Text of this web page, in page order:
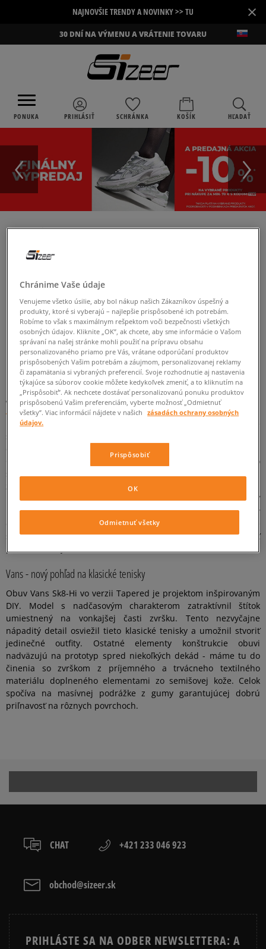
NAJNOVŠIE TRENDY A NOVINKY >> TU ×
30 DNÍ NA VÝMENU A VRÁTENIE TOVARU
PONUKA PRIHLÁSIŤ SCHRÁNKA KOŠÍK HĽADAŤ
SIZEER › VANS SK8-HI TAPERED
ZMEŇTE HĽADANÝ VÝRAZ.
SKÚSTE POUŽIŤ MENŠÍ POČET FILTROV
(ODSTRÁŇTE MENEJ DÔLEŽITÉ).
SPÄŤ
Vans Sk8-Hi Tapered - tenisky v jedinečnom vydaní
Kalifornská značka
športovej obuvi. Modely, ktoré navrhnuje dnes predstavujú
Charakteristické tenisky sa v priebehu rokov stali jedným zo
symbolov streetwearu. Kolekcia Vans Sk8-Hi Tapered je veľmi
zaujímavou variáciou na tému jedného z najznámejších
modelov z dedičstva firmy založenej v roku 1966 v Anaheim. V
internetovom obchode Sizeer sú tieto výnimočné tenisky
dostupné v dámskych aj pánskych variantoch. Navštívte naše
stránky a vyberte si obuv, vďaka ktorej sa každý deň budete cítiť
Vans - nový pohľad na klasické tenisky
Obuv Vans Sk8-Hi vo verzii Tapered je projektom inšpirovaným
DIY. Model s nadčasovým charakterom zatraktívnil štítok
umiestnený na vonkajšej časti zvršku. Tento nezvyčajne
nápaditý detail osviežil tieto klasické tenisky a umožnil stvoriť
jedinečné outfity. Ostatné elementy konštrukcie obuvi
nadväzujú na prototyp spred niekoľkých dekád - máme tu do
činenia so zvrškom z príjemného a trvácneho textilného
materiálu doplneného elementami zo semišovej kože. Celok
spočíva na masívnej podrážke z gumy garantujúcej dobrú
priľnavosť na rôznych povrchoch.
CHAT +421 233 046 923
obchod@sizeer.sk
PRIHLÁSTE SA NA ODBER NEWSLETTERA: A
Chránime Vaše údaje
Venujeme všetko úsilie, aby bol nákup našich Zákazníkov úspešný a
produkty, ktoré si vyberajú – najlepšie prispôsobené ich potrebám.
Robíme to však s maximálnym rešpektom voči bezpečnosti všetkých
osobných údajov. Kliknite „OK”, ak chcete, aby sme informácie o Vašom
správaní na našej stránke mohli použiť na prípravu obsahu
personalizovaného priamo pre Vás, vrátane odporúčaní produktov
prispôsobených Vašim potrebám a záujmom, personalizovanej reklamy
či zapamätania si vybraných preferencií. Svoje rozhodnutie aj nastavenia
týkajúce sa súborov cookie môžete kedykoľvek zmeniť, a to kliknutím na
„Prispôsobiť”. Ak nechcete dostávať personalizovanú ponuku produktov
prispôsobenú Vašim preferenciám, vyberte možnosť „Odmietnuť
všetky”. Viac informácií nájdete v našich
zásadách ochrany osobných
údajov.
Prispôsobiť
Odmietnuť všetky
OK